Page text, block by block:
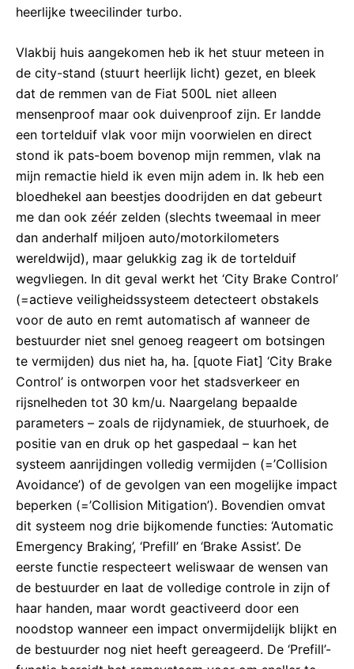
heerlijke tweecilinder turbo.
Vlakbij huis aangekomen heb ik het stuur meteen in
de city-stand (stuurt heerlijk licht) gezet, en bleek
dat de remmen van de Fiat 500L niet alleen
mensenproof maar ook duivenproof zijn. Er landde
een tortelduif vlak voor mijn voorwielen en direct
stond ik pats-boem bovenop mijn remmen, vlak na
mijn remactie hield ik even mijn adem in. Ik heb een
bloedhekel aan beestjes doodrijden en dat gebeurt
me dan ook zéér zelden (slechts tweemaal in meer
dan anderhalf miljoen auto/motorkilometers
wereldwijd), maar gelukkig zag ik de tortelduif
wegvliegen. In dit geval werkt het ‘City Brake Control’
(=actieve veiligheidssysteem detecteert obstakels
voor de auto en remt automatisch af wanneer de
bestuurder niet snel genoeg reageert om botsingen
te vermijden) dus niet ha, ha. [quote Fiat] ‘City Brake
Control’ is ontworpen voor het stadsverkeer en
rijsnelheden tot 30 km/u. Naargelang bepaalde
parameters – zoals de rijdynamiek, de stuurhoek, de
positie van en druk op het gaspedaal – kan het
systeem aanrijdingen volledig vermijden (=’Collision
Avoidance’) of de gevolgen van een mogelijke impact
beperken (=’Collision Mitigation’). Bovendien omvat
dit systeem nog drie bijkomende functies: ‘Automatic
Emergency Braking’, ‘Prefill’ en ‘Brake Assist’. De
eerste functie respecteert weliswaar de wensen van
de bestuurder en laat de volledige controle in zijn of
haar handen, maar wordt geactiveerd door een
noodstop wanneer een impact onvermijdelijk blijkt en
de bestuurder nog niet heeft gereageerd. De ‘Prefill’-